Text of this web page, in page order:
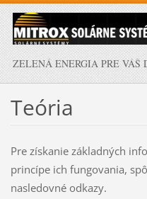
ZELENÁ ENERGIA PRE VÁŠ
Teória
Pre získanie základných
princípe ich fungovania,
nasledovné odkazy.